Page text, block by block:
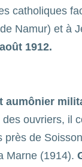
catholiques
Namur) et
1912.
aumônier
ouvriers,
de
Marne (1914).